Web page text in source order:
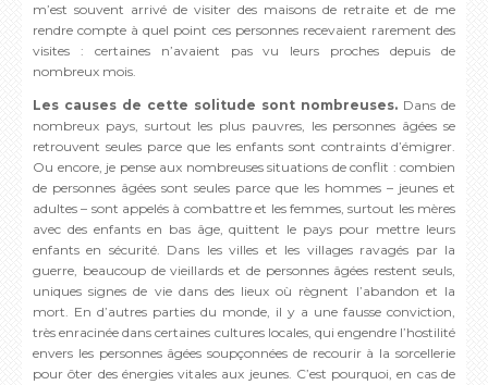
m’est souvent arrivé de visiter des maisons de retraite et de me
rendre compte à quel point ces personnes recevaient rarement des
visites : certaines n’avaient pas vu leurs proches depuis de
nombreux mois.
Les causes de cette solitude sont nombreuses. Dans de
nombreux pays, surtout les plus pauvres, les personnes âgées se
retrouvent seules parce que les enfants sont contraints d’émigrer.
Ou encore, je pense aux nombreuses situations de conflit : combien
de personnes âgées sont seules parce que les hommes – jeunes et
adultes – sont appelés à combattre et les femmes, surtout les mères
avec des enfants en bas âge, quittent le pays pour mettre leurs
enfants en sécurité. Dans les villes et les villages ravagés par la
guerre, beaucoup de vieillards et de personnes âgées restent seuls,
uniques signes de vie dans des lieux où règnent l’abandon et la
mort. En d’autres parties du monde, il y a une fausse conviction,
très enracinée dans certaines cultures locales, qui engendre l’hostilité
envers les personnes âgées soupçonnées de recourir à la sorcellerie
pour ôter des énergies vitales aux jeunes. C’est pourquoi, en cas de